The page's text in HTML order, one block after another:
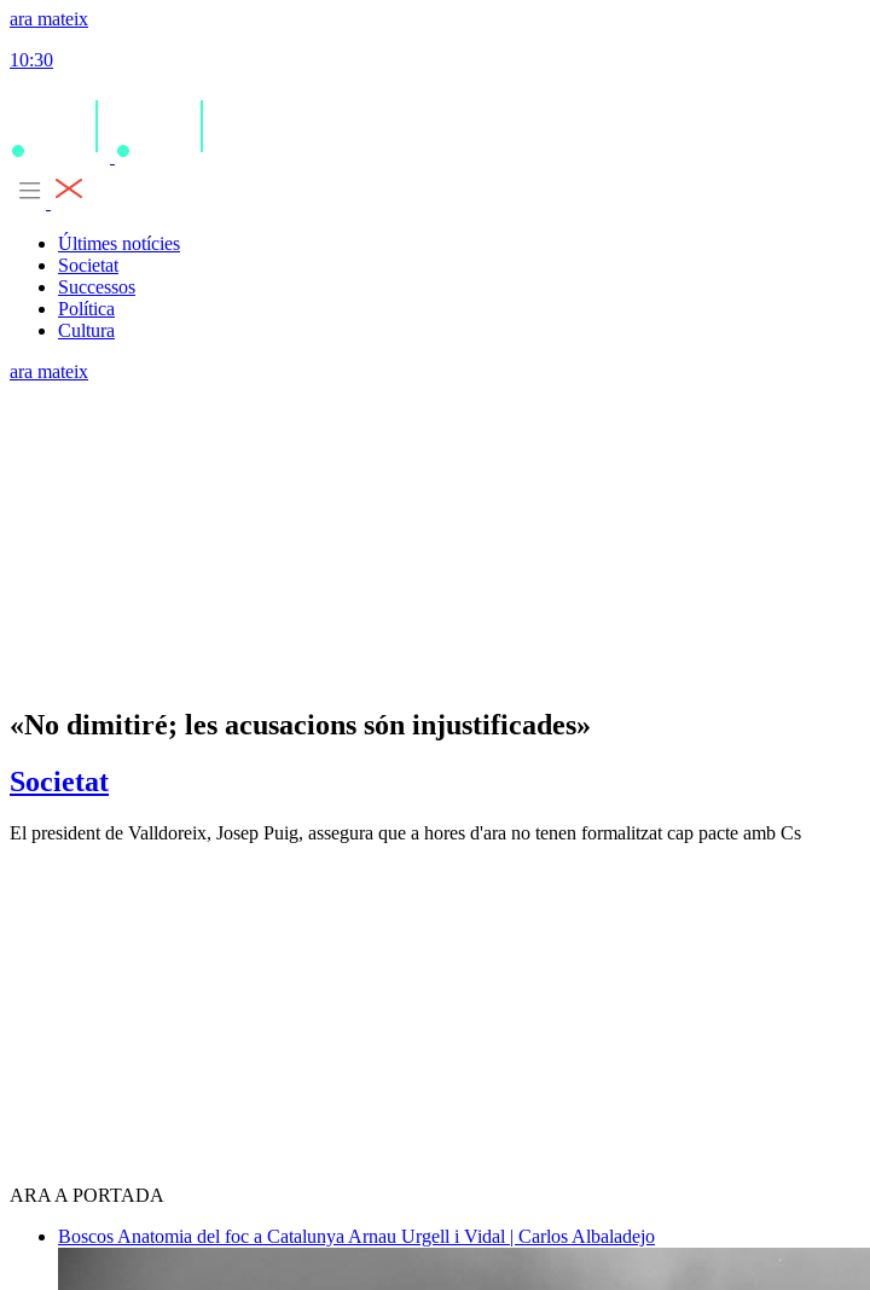
ara mateix
10:30
Últimes notícies
Societat
Successos
Política
Cultura
ara mateix
«No dimitiré; les acusacions són injustificades»
Societat
El president de Valldoreix, Josep Puig, assegura que a hores d'ara no tenen formalitzat cap pacte amb Cs
ARA A PORTADA
Boscos Anatomia del foc a Catalunya Arnau Urgell i Vidal | Carlos Albaladejo